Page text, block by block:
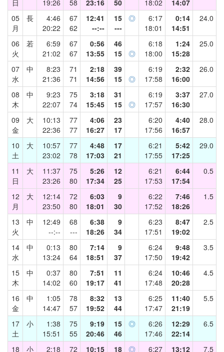
日
19:26
58
23:16
50
18:02
14:07
05
月
長
4:46
20:22
67
62
12:41
--:--
15
---
◎
6:17
18:01
0:14
14:51
24.0
06
火
若
6:59
21:02
67
67
0:56
13:55
46
15
◎
6:18
18:00
1:24
15:28
25.0
07
水
中
8:23
21:36
71
71
2:18
14:56
39
15
◎
6:19
17:58
2:32
16:00
26.0
08
木
中
9:23
22:07
75
74
3:18
15:45
31
15
◎
6:19
17:57
3:37
16:30
27.0
09
金
大
10:13
22:36
77
77
4:06
16:27
23
17
6:20
17:56
4:40
16:57
28.0
10
土
大
10:57
23:02
77
78
4:48
17:03
17
21
6:21
17:55
5:42
17:25
29.0
11
日
大
11:37
23:26
75
80
5:26
17:34
12
25
6:21
17:53
6:44
17:54
0.5
12
月
大
12:14
23:50
72
80
6:03
18:01
9
30
6:22
17:52
7:46
18:26
1.5
13
火
中
12:49
--:--
68
---
6:38
18:26
9
34
6:23
17:51
8:47
19:02
2.5
14
水
中
0:13
13:24
80
64
7:14
18:51
9
37
6:24
17:50
9:48
19:42
3.5
15
木
中
0:37
14:02
80
60
7:51
19:17
11
41
6:24
17:48
10:46
20:28
4.5
16
金
中
1:05
14:47
78
57
8:32
19:52
13
44
6:25
17:47
11:40
21:19
5.5
17
土
小
1:38
15:51
75
55
9:19
20:46
15
46
◎
6:26
17:46
12:29
22:14
6.5
18 小 2:18 72 10:15 18 ◎ 6:27 13:12 7.5